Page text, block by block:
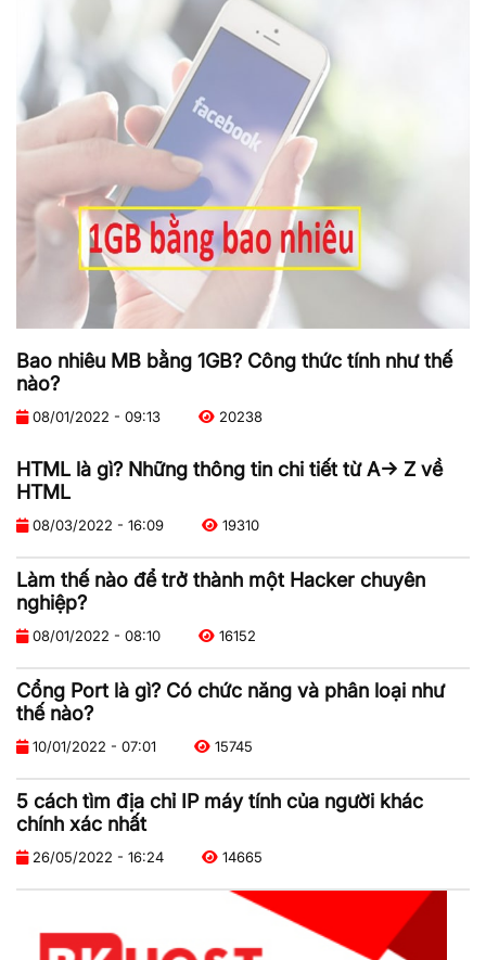
Bao nhiêu MB bằng 1GB? Công thức tính như thế
nào?
08/01/2022 - 09:13 20238
HTML là gì? Những thông tin chi tiết từ A-> Z về
HTML
08/03/2022 - 16:09 19310
Làm thế nào để trở thành một Hacker chuyên
nghiệp?
08/01/2022 - 08:10 16152
Cổng Port là gì? Có chức năng và phân loại như
thế nào?
10/01/2022 - 07:01 15745
5 cách tìm địa chỉ IP máy tính của người khác
chính xác nhất
26/05/2022 - 16:24 14665